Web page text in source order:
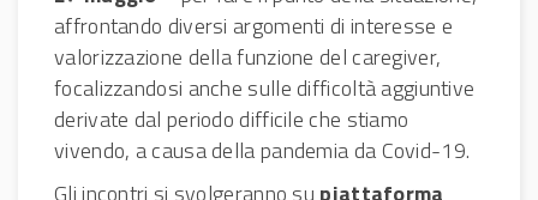
affrontando diversi argomenti di interesse e
valorizzazione della funzione del caregiver,
focalizzandosi anche sulle difficoltà aggiuntive
derivate dal periodo difficile che stiamo
vivendo, a causa della pandemia da Covid-19.
Gli incontri si svolgeranno su piattaforma